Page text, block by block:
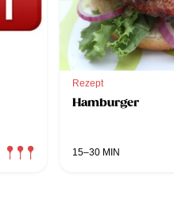
Rezept
Hamburger
15–30 MIN